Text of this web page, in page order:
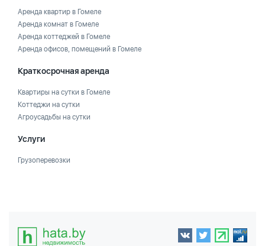
Аренда квартир в Гомеле
Аренда комнат в Гомеле
Аренда коттеджей в Гомеле
Аренда офисов, помещений в Гомеле
Краткосрочная аренда
Квартиры на сутки в Гомеле
Коттеджи на сутки
Агроусадьбы на сутки
Услуги
Грузоперевозки